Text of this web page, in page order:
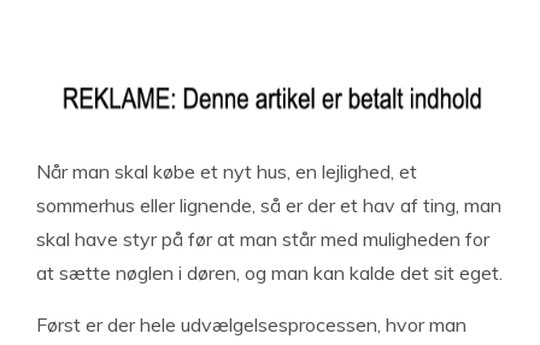
Når man skal købe et nyt hus, en lejlighed, et
sommerhus eller lignende, så er der et hav af ting, man
skal have styr på før at man står med muligheden for
at sætte nøglen i døren, og man kan kalde det sit eget.
Først er der hele udvælgelsesprocessen, hvor man